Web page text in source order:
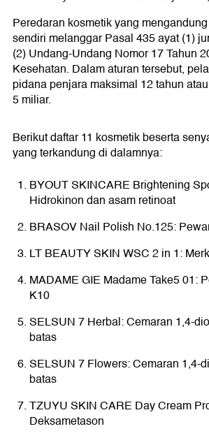
Peredaran kosmetik yang
sendiri melanggar Pasal 435 ayat (1)
(2) Undang-Undang Nomor 17 Tahun
Kesehatan. Dalam aturan tersebut,
pidana penjara maksimal 12 tahun
5 miliar.
Berikut daftar 11 kosmetik beserta
yang terkandung di dalamnya:
BYOUT SKINCARE Brightening
Hidrokinon dan asam retinoat
BRASOV Nail Polish No.125:
LT BEAUTY SKIN WSC 2 in 1:
MADAME GIE Madame Take5 01:
K10
SELSUN 7 Herbal: Cemaran 1,4-
batas
SELSUN 7 Flowers: Cemaran 1,4-
batas
TZUYU SKIN CARE Day Cream
Deksametason